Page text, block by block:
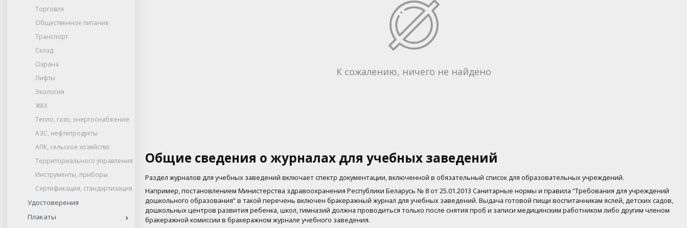
Торговля
Общественное питание
Транспорт
Склад
Охрана
Лифты
Экология
ЖКХ
Тепло, газо, энергоснабжение
АЗС, нефтепродукты
АПК, сельское хозяйство
Территориального управления
Инструменты, приборы
Сертификация, стандартизация
Удостоверения
Плакаты
К сожалению, ничего не найдено
Общие сведения о журналах для учебных заведений
Раздел журналов для учебных заведений включает спектр документации, включенной в обязательный список для образовательных учреждений.
Например, постановлением Министерства здравоохранения Республики Беларусь № 8 от 25.01.2013 Санитарные нормы и правила “Требования для учреждений
дошкольного образования” в такой перечень включен бракеражный журнал для учебных заведений. Выдача готовой пищи воспитанникам яслей, детских садов,
дошкольных центров развития ребенка, школ, гимназий должна проводиться только после снятия проб и записи медицинским работником либо другим членом
бракеражной комиссии в бракеражном журнале учебного заведения.